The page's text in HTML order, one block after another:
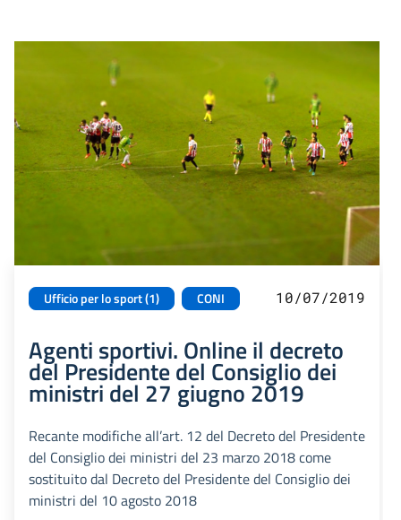
Ufficio per lo sport (1) CONI 10/07/2019
Agenti sportivi. Online il decreto
del Presidente del Consiglio dei
ministri del 27 giugno 2019
Recante modifiche all’art. 12 del Decreto del Presidente
del Consiglio dei ministri del 23 marzo 2018 come
sostituito dal Decreto del Presidente del Consiglio dei
ministri del 10 agosto 2018